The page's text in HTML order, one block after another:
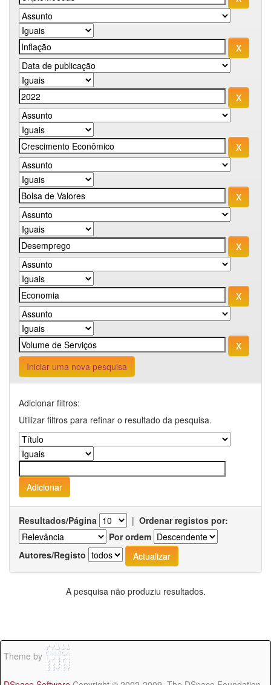
Iniciar uma nova pesquisa
Adicionar filtros:
Utilizar filtros para refinar o resultado da pesquisa.
Resultados/Página | Ordenar registos por:
Por ordem
Autores/Registo
A pesquisa não produziu resultados.
Theme by